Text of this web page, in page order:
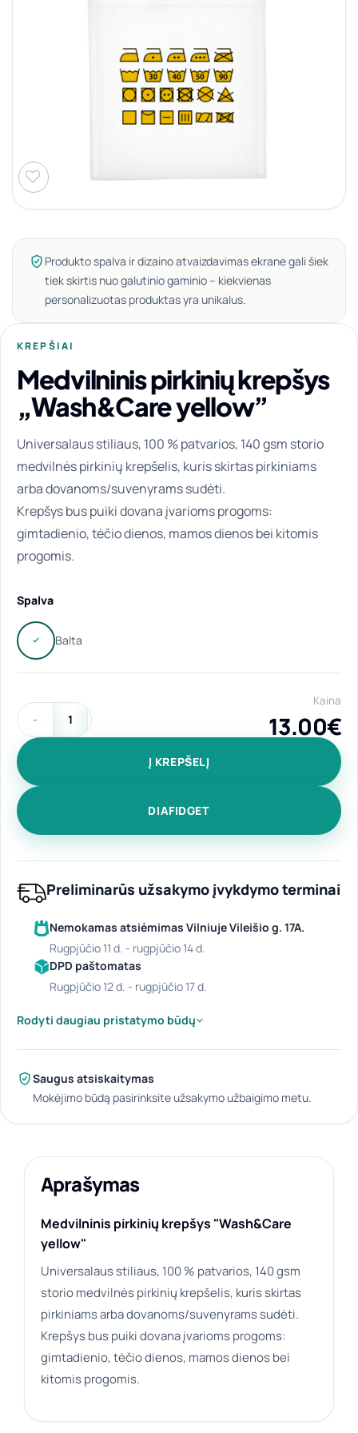
Produkto spalva ir dizaino atvaizdavimas ekrane gali šiek
tiek skirtis nuo galutinio gaminio – kiekvienas
personalizuotas produktas yra unikalus.
KREPŠIAI
Medvilninis pirkinių krepšys
„Wash&Care yellow”
Universalaus stiliaus, 100 % patvarios, 140 gsm storio
medvilnės pirkinių krepšelis, kuris skirtas pirkiniams
arba dovanoms/suvenyrams sudėti.
Krepšys bus puiki dovana įvarioms progoms:
gimtadienio, tėčio dienos, mamos dienos bei kitomis
progomis.
Spalva
produkto kiekis: Medvilninis pirkinių krepšys "Wash&Care
Kaina
13.00€
Į KREPŠELĮ
DIAFIDGET
Preliminarūs užsakymo įvykdymo terminai
Nemokamas atsiėmimas Vilniuje Vileišio g. 17A.
rugpjūčio 11 d. - rugpjūčio 14 d.
DPD paštomatas
rugpjūčio 12 d. - rugpjūčio 17 d.
Rodyti daugiau pristatymo būdų
Saugus atsiskaitymas
Mokėjimo būdą pasirinksite užsakymo užbaigimo metu.
Aprašymas
Medvilninis pirkinių krepšys "Wash&Care
yellow"
Universalaus stiliaus, 100 % patvarios, 140 gsm
storio medvilnės pirkinių krepšelis, kuris skirtas
pirkiniams arba dovanoms/suvenyrams sudėti.
Krepšys bus puiki dovana įvarioms progoms:
gimtadienio, tėčio dienos, mamos dienos bei
kitomis progomis.